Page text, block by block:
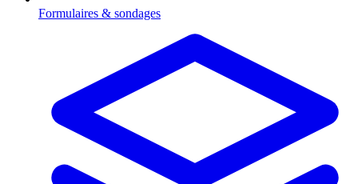
Formulaires & sondages